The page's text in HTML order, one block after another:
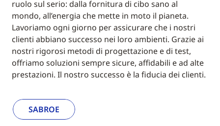
ruolo sul serio: dalla fornitura di cibo sano al
mondo, all’energia che mette in moto il pianeta.
Lavoriamo ogni giorno per assicurare che i nostri
clienti abbiano successo nei loro ambienti. Grazie ai
nostri rigorosi metodi di progettazione e di test,
offriamo soluzioni sempre sicure, affidabili e ad alte
prestazioni. Il nostro successo è la fiducia dei clienti.
SABROE